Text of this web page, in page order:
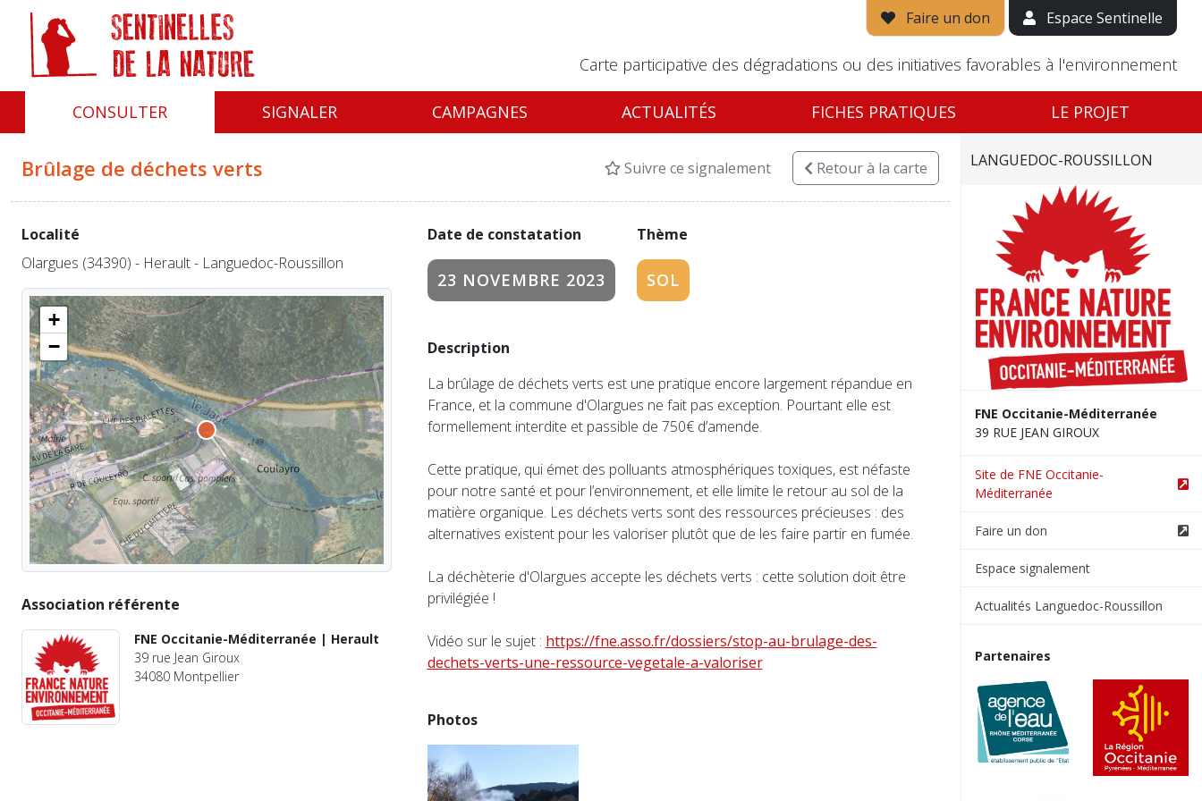
Faire un don Espace Sentinelle
Carte participative des dégradations ou des initiatives favorables à l'environnement
CONSULTER SIGNALER CAMPAGNES ACTUALITÉS FICHES PRATIQUES LE PROJET
Brûlage de déchets verts Suivre ce signalement Retourà la carte
Date de constatation
23 NOVEMBRE 2023
Thème
SOL
Description
La brûlage de déchets verts est une pratique encore largement répandue en
France, et la commune d'Olargues ne fait pas exception. Pourtant elle est
formellement interdite et passible de 750€ d’amende.
Cette pratique, qui émet des polluants atmosphériques toxiques, est néfaste
pour notre santé et pour l’environnement, et elle limite le retour au sol de la
matière organique. Les déchets verts sont des ressources précieuses : des
alternatives existent pour les valoriser plutôt que de les faire partir en fumée.
La déchèterie d'Olargues accepte les déchets verts : cette solution doit être
privilégiée !
Vidéo sur le sujet : https://fne.asso.fr/dossiers/stop-au-brulage-des-
dechets-verts-une-ressource-vegetale-a-valoriser
Photos
Localité
Olargues (34390) - Herault - Languedoc-Roussillon
+
−
Association référente
FNE Occitanie-Méditerranée | Herault
39 rue Jean Giroux
34080 Montpellier
LANGUEDOC-ROUSSILLON
FNE Occitanie-Méditerranée
39 RUE JEAN GIROUX
Site de FNE Occitanie-
Méditerranée
Faire un don
Espace signalement
Actualités Languedoc-Roussillon
Partenaires
Panneau de gestion des cookies